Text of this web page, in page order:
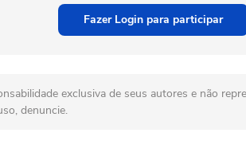
Fazer Login para participar
exclusiva de seus autores e não
denuncie.